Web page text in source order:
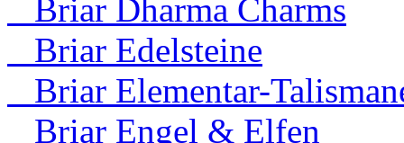
Briar Dharma Charms
Briar Edelsteine
Briar Elementar-
Briar Engel & Elfen